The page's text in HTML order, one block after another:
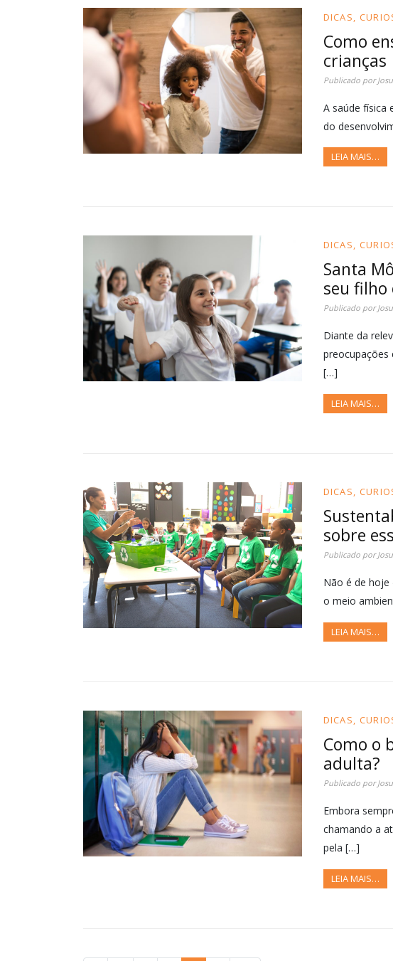
DICAS,
Como
crianças
Publicado por
A saúde física
do
LEIA MAIS…
DICAS,
Santa
seu filho
Publicado por
Diante da
preocupações
[…]
LEIA MAIS…
DICAS,
sobre
Publicado por
Não é de hoje
o meio
LEIA MAIS…
DICAS,
Como o
adulta?
Publicado por
Embora
chamando a
pela […]
LEIA MAIS…